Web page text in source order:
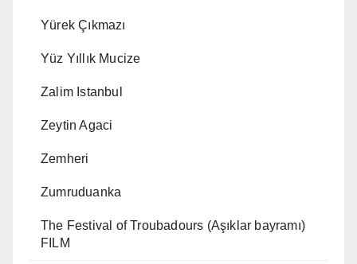
Yürek Çıkmazı
Yüz Yıllık Mucize
Zalim Istanbul
Zeytin Agaci
Zemheri
Zumruduanka
The Festival of Troubadours (Aşıklar bayramı)
FILM